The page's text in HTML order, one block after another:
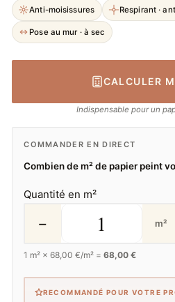
Anti-moisissures Respirant ·
Pose au mur · à sec
CALCULER
Indispensable pour un
COMMANDER EN DIRECT
Combien de m² de papier peint
Quantité en m²
− m²
1 m² ×68,00 €/m² =68,00 €
RECOMMANDÉ POUR VOTRE